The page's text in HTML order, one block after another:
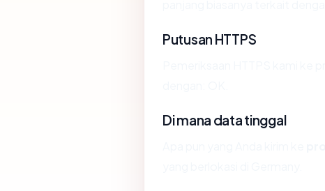
Putusan HTTPS
Di mana data tinggal